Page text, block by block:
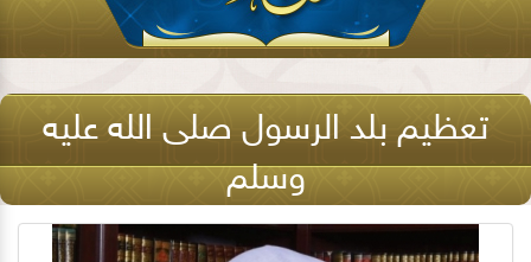
تعظيم بلد الرسول صلى الله عليه
وسلم